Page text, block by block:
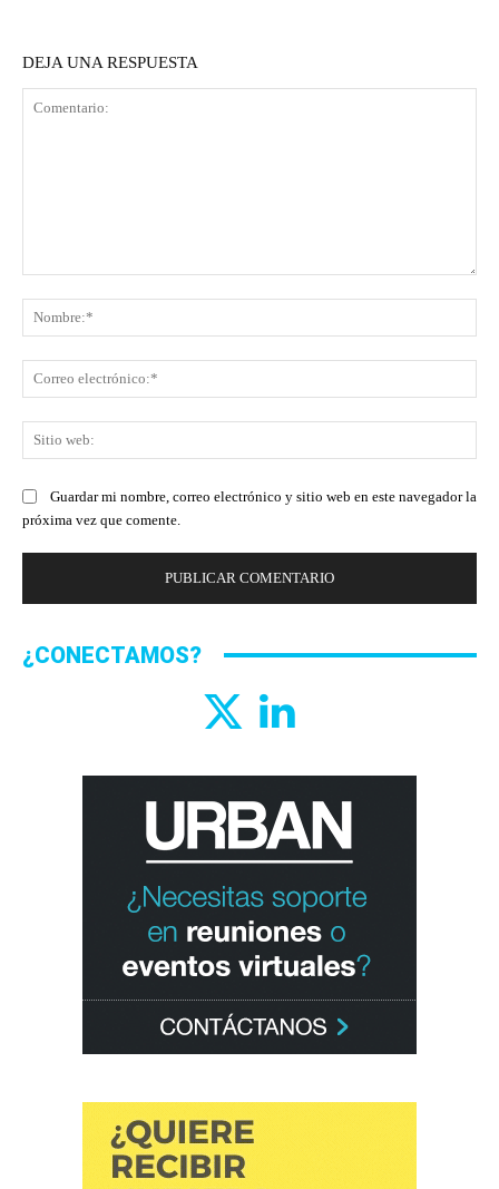
DEJA UNA RESPUESTA
Guardar mi nombre, correo electrónico y sitio web en este navegador la
próxima vez que comente.
¿CONECTAMOS?